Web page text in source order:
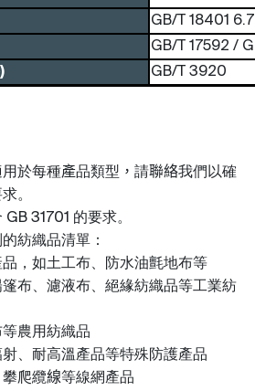
GB/T 18401 6.7
GB/T 17592 /
GB/T 3920
於每種產品類型 ， 請聯絡我們以確
。
GB 31701 的要求。
紡織品清單：
，如土工布、防水油氈地布等
布、濾液布、絕緣紡織品等工業紡
農用紡織品
射、耐高溫產品等特殊防護產品
爬纜線等線網產品